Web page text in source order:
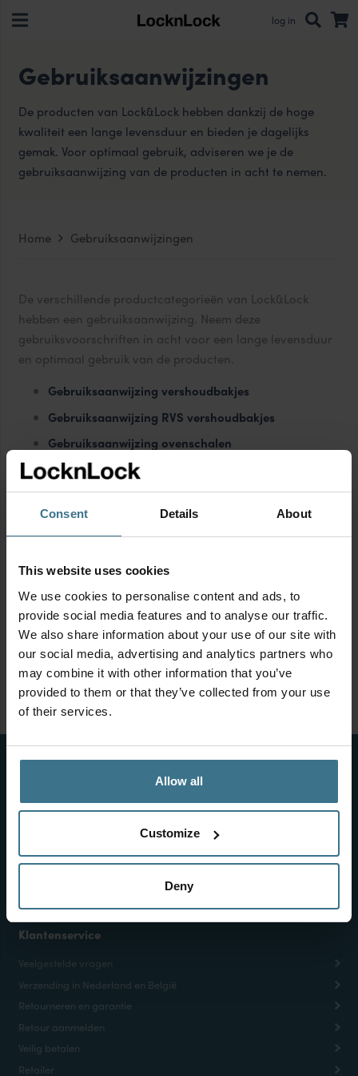
Consent Details About
This website uses cookies
We use cookies to personalise content and ads, to
provide social media features and to analyse our traffic.
We also share information about your use of our site with
our social media, advertising and analytics partners who
may combine it with other information that you’ve
provided to them or that they’ve collected from your use
of their services.
Allow all
Customize
Deny
log in
Gebruiksaanwijzingen
De producten van Lock&Lock hebben dankzij de hoge
kwaliteit een lange levensduur en bieden je dagelijks
gemak. Voor optimaal gebruik, adviseren we je de
gebruiksaanwijzing van de producten in acht te nemen.
Home Gebruiksaanwijzingen
De verschillende productcategorieën van Lock&Lock
hebben een gebruiksaanwijzing. Neem deze
gebruiksvoorschriften in acht voor een lange levensduur
en optimaal gebruik van de producten.
Gebruiksaanwijzing vershoudbakjes
Gebruiksaanwijzing RVS vershoudbakjes
Gebruiksaanwijzing ovenschalen
Gebruiksaanwijzing drinkflessen
Gebruiksaanwijzing HOT&COOL drinkflessen
Contact
Lock&Lock Benelux B.V.:
Oostergracht 3
3763 LX Soest
e-mail:info@locklock.nl
telefoon:085-800 1800(ma-vrij van 09:00-17:00)
Klantenservice
Veelgestelde vragen
Verzending in Nederland en België
Retourneren en garantie
Retour aanmelden
Veilig betalen
Retailer
Schrijf je in voor onze nieuwsbrief en ontvang 10%
korting